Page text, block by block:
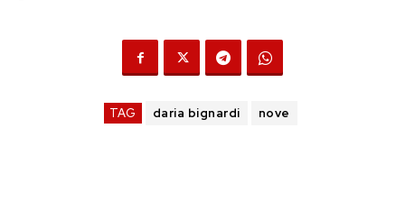
TAG daria bignardi nove